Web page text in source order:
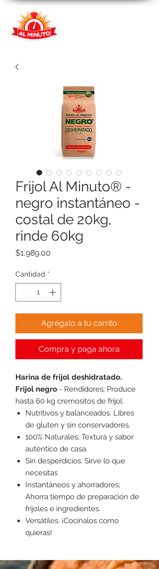
Frijol Al Minuto® -
negro instantáneo -
costal de 20kg,
rinde 60kg
$1,989.00
Cantidad *
Agrégalo a tu carrito
Compra y paga ahora
Harina de frijol deshidratado.
Frijol negro - Rendidores; Produce
hasta 60 kg cremositos de frijol.
Nutritivos y balanceados. Libres
de gluten y sin conservadores.
100% Naturales; Textura y sabor
auténtico de casa.
Sin desperdicios. Sirve lo que
necesitas
Instantáneos y ahorradores;
Ahorra tiempo de preparación de
frijoles e ingredientes.
Versátiles. ¡Cocínalos como
quieras!